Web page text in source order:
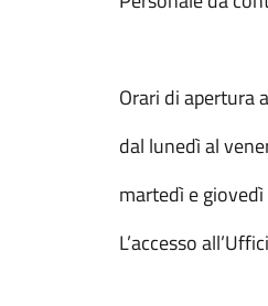
Orari di apertura
dal lunedì al
martedì e
L’accesso